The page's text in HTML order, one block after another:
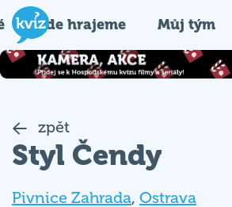
Kde hrajeme Můj tým
zpět
Styl Čendy
Pivnice Zahrada, Ostrava